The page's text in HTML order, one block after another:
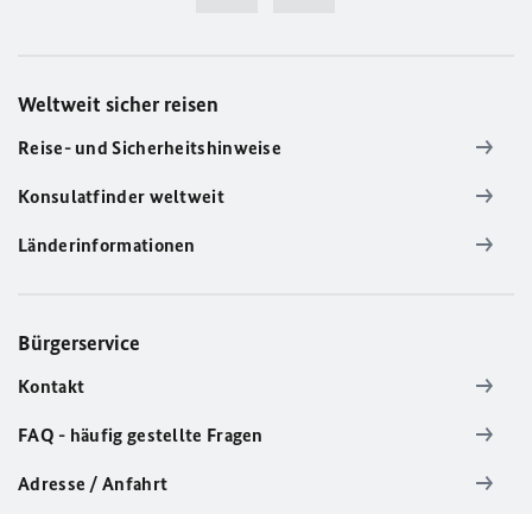
Weltweit sicher reisen
Reise- und Sicherheitshinweise
Konsulatfinder weltweit
Länderinformationen
Bürgerservice
Kontakt
FAQ - häufig gestellte Fragen
Adresse / Anfahrt